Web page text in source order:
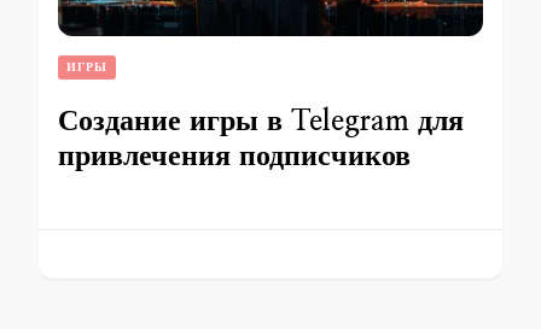
ИГРЫ
Создание игры в Telegram для
привлечения подписчиков